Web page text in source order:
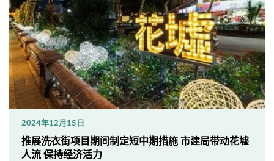
2024年12月15日
推展洗衣街项目期间制定短中期措施 市建局带动花墟
人流 保持经济活力